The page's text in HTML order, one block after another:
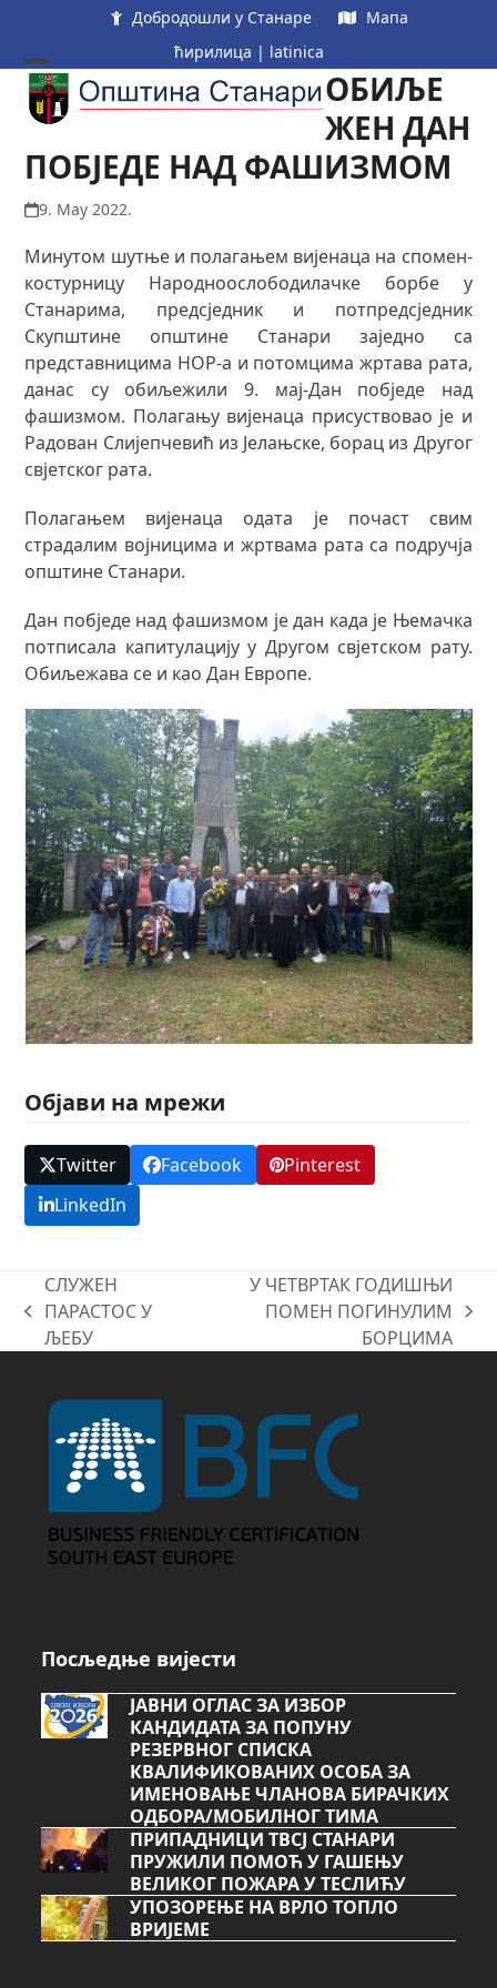
content
Добродошли у Станаре
Мапа
ћирилица | latinica
Open
mobile
menu
Close
mobile
menu
ОБИЉЕ
ЖЕН ДАН
ПОБЈЕДЕ НАД ФАШИЗМОМ
9. May 2022.
Минутом шутње и полагањем вијенаца на спомен-
костурницу Народноослободилачке борбе у
Станарима, предсједник и потпредсједник
Скупштине општине Станари заједно са
представницима НОР-а и потомцима жртава рата,
данас су обиљежили 9. мај-Дан побједе над
фашизмом. Полагању вијенаца присуствовао је и
Радован Слијепчевић из Јелањске, борац из Другог
свјетског рата.
Полагањем вијенаца одата је почаст свим
страдалим војницима и жртвама рата са подручја
општине Станари.
Дан побједе над фашизмом је дан када је Њемачка
потписала капитулацију у Другом свјетском рату.
Обиљежава се и као Дан Европе.
Објави на мрежи
Twitter Facebook
Pinterest
LinkedIn
previous
post:
СЛУЖЕН
ПАРАСТОС У
ЉЕБУ
post:
У ЧЕТВРТАК ГОДИШЊИ
ПОМЕН ПОГИНУЛИМ
БОРЦИМА
Посљедње вијести
ЈАВНИ ОГЛАС ЗА ИЗБОР
КАНДИДАТА ЗА ПОПУНУ
РЕЗЕРВНОГ СПИСКА
КВАЛИФИКОВАНИХ ОСОБА ЗА
ИМЕНОВАЊЕ ЧЛАНОВА БИРАЧКИХ
ОДБОРА/МОБИЛНОГ ТИМА
ПРИПАДНИЦИ ТВСЈ СТАНАРИ
ПРУЖИЛИ ПОМОЋ У ГАШЕЊУ
ВЕЛИКОГ ПОЖАРА У ТЕСЛИЋУ
УПОЗОРЕЊЕ НА ВРЛО ТОПЛО
ВРИЈЕМЕ